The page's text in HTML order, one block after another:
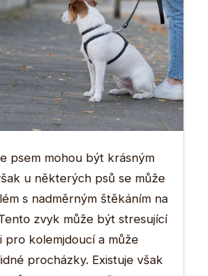
psem mohou být krásným
u některých psů se může
s nadměrným štěkáním na
zvyk může být stresující
pro kolemjdoucí a může
procházky. Existuje však